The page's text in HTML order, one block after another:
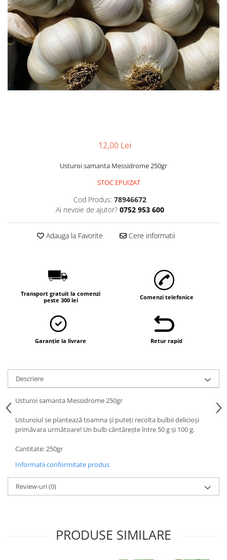
Hrana
12,00 Lei
Usturoi samanta Messidrome 250gr
STOC EPUIZAT
Cod Produs: 78946672
Ai nevoie de ajutor? 0752 953 600
Adauga la Favorite Cere informatii
Transport gratuit la comenzi
peste 300 lei
Comenzi telefonice
Garanție la livrare Retur rapid
Descriere
Usturoi samanta Messidrome 250gr
Usturoiul se plantează toamna și puteți recolta bulbii delicioși
primăvara următoare! Un bulb cântărește între 50 g și 100 g.
Cantitate: 250gr
Informatii conformitate produs
Review-uri(0)
PRODUSE SIMILARE